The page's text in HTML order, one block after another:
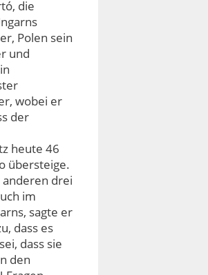
die
Polen sein
und
wobei er
der
heute 46
übersteige.
drei
im
sagte er
dass es
dass sie
den